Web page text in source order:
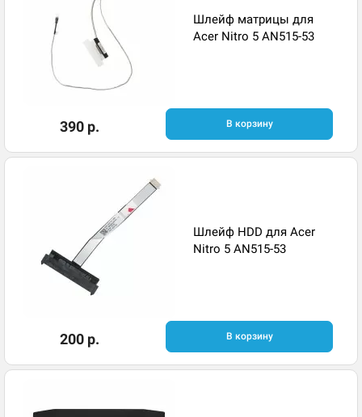
Шлейф матрицы для
Acer Nitro 5 AN515-53
390 р. В корзину
Шлейф HDD для Acer
Nitro 5 AN515-53
200 р. В корзину